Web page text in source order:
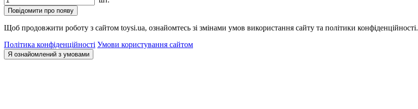
Повідомити про появу
Щоб продовжити роботу з сайтом toysi.ua, ознайомтесь зі змінами умов використання сайту та політики конфіденційності.
Політика конфіденційності Умови користування сайтом
Я ознайомлений з умовами